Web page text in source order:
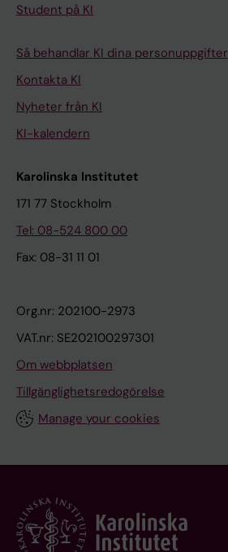
Student på KI
Så behandlar KI dina personuppgifter
Kontakta KI
Nyheter från KI
KI-kalendern
Karolinska Institutet
171 77 Stockholm
Tel: 08-524 800 00
Fax: 08-31 11 01
Org.nr: 202100-2973
VAT.nr: SE202100297301
Om webbplatsen
Tillgänglighetsredogörelse
Manage your cookies